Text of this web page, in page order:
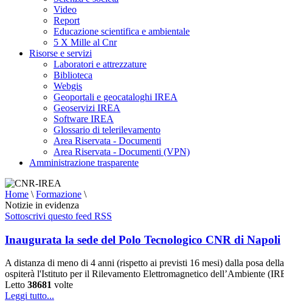
Video
Report
Educazione scientifica e ambientale
5 X Mille al Cnr
Risorse e servizi
Laboratori e attrezzature
Biblioteca
Webgis
Geoportali e geocataloghi IREA
Geoservizi IREA
Software IREA
Glossario di telerilevamento
Area Riservata - Documenti
Area Riservata - Documenti (VPN)
Amministrazione trasparente
Home \ Formazione \
Notizie in evidenza
Sottoscrivi questo feed RSS
Inaugurata la sede del Polo Tecnologico CNR di Napoli
A distanza di meno di 4 anni (rispetto ai previsti 16 mesi) dalla posa
ospiterà l'Istituto per il Rilevamento Elettromagnetico dell’Ambiente
Letto 38681 volte
Leggi tutto...